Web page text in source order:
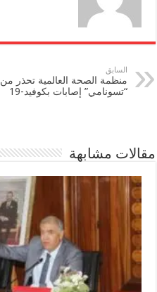
السابق
منظمة الصحة العالمية تحذر من
“تسونامي” إصابات بكوفيد-19
مقالات مشابهة